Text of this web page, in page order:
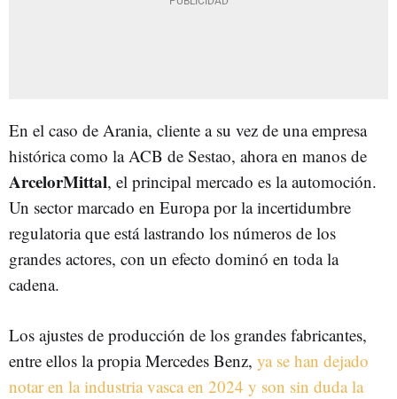
En el caso de Arania, cliente a su vez de una empresa
histórica como la ACB de Sestao, ahora en manos de
ArcelorMittal, el principal mercado es la automoción.
Un sector marcado en Europa por la incertidumbre
regulatoria que está lastrando los números de los
grandes actores, con un efecto dominó en toda la
cadena.
Los ajustes de producción de los grandes fabricantes,
entre ellos la propia Mercedes Benz, ya se han dejado
notar en la industria vasca en 2024 y son sin duda la